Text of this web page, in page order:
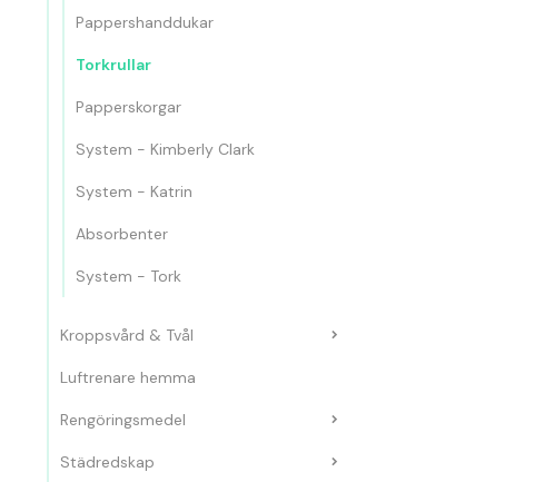
Pappershanddukar
Torkrullar
Papperskorgar
System - Kimberly Clark
System - Katrin
Absorbenter
System - Tork
Kroppsvård & Tvål
Luftrenare hemma
Rengöringsmedel
Städredskap